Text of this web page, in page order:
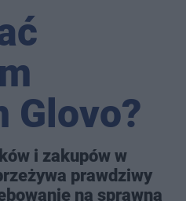
Glovo?
i zakupów w
prawdziwy
na sprawną